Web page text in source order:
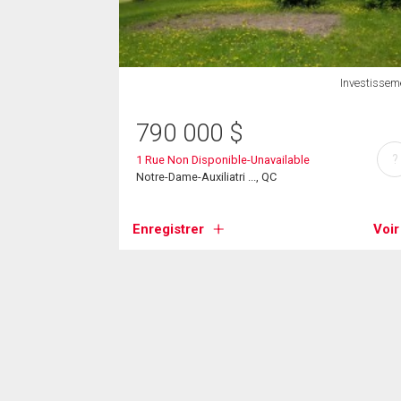
790 000 $
1 Rue Non Disponible-Unavailable
Notre-Dame-Auxiliatri ..., QC
Enregistrer Voir
?